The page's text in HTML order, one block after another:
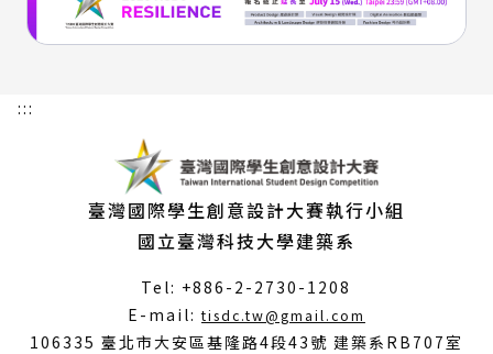
:::
臺灣國際學生創意設計大賽執行小組
國立臺灣科技大學建築系
Tel: +886-2-2730-1208
E-mail:tisdc.tw@gmail.com
開
106335 臺北市大安區基隆路4段43號 建築系RB707室